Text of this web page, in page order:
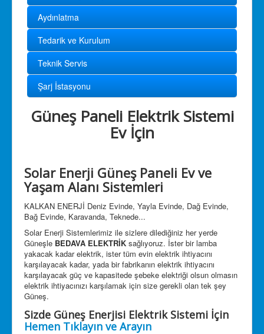
Hakkımızda
İletişim
Aydınlatma
Tedarik ve Kurulum
Teknik Servis
Şarj İstasyonu
Güneş Paneli Elektrik Sistemi
Ev İçin
Solar Enerji Güneş Paneli Ev ve
Yaşam Alanı Sistemleri
KALKAN ENERJİ Deniz Evinde, Yayla Evinde, Dağ Evinde,
Bağ Evinde, Karavanda, Teknede...
Solar Enerji Sistemlerimiz ile sizlere dilediğiniz her yerde
Güneşle BEDAVA ELEKTRİK sağlıyoruz. İster bir lamba
yakacak kadar elektrik, ister tüm evin elektrik ihtiyacını
karşılayacak kadar, yada bir fabrikanın elektrik ihtiyacını
karşılayacak güç ve kapasitede şebeke elektriği olsun olmasın
elektrik ihtiyacınızı karşılamak için size gerekli olan tek şey
Güneş.
Sizde Güneş Enerjisi Elektrik Sistemi İçin
Hemen Tıklayın ve Arayın